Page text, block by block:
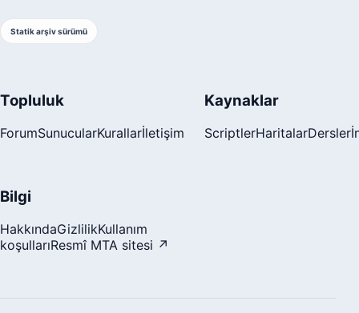
Statik arşiv sürümü
Topluluk
ForumSunucularKurallarİletişim
Kaynaklar
ScriptlerHaritalarDersler
Bilgi
HakkındaGizlilikKullanım
koşullarıResmî MTA sitesi ↗